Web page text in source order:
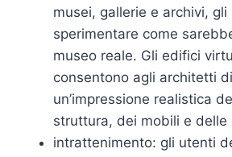
musei, gallerie e archivi,
sperimentare come
museo reale. Gli edifici
consentono agli architetti
un’impressione realistica
struttura, dei mobili e delle
intrattenimento: gli utenti